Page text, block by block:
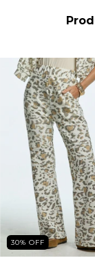
30% OFF